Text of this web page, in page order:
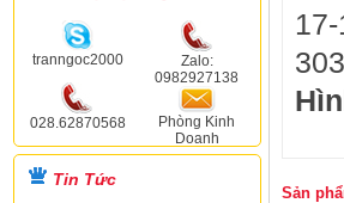
tranngoc2000
Zalo:
0982927138
028.62870568
Phòng Kinh
Doanh
Tin Tức
Sản